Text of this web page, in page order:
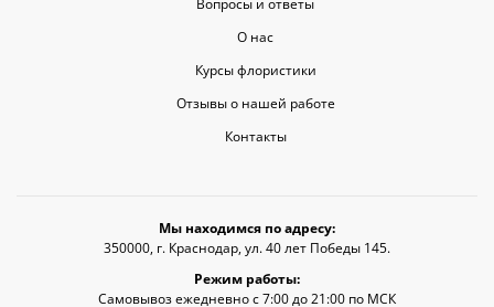
Вопросы и ответы
О нас
Курсы флористики
Отзывы о нашей работе
Контакты
Мы находимся по адресу:
350000, г. Краснодар, ул. 40 лет Победы 145.
Режим работы:
Самовывоз ежедневно с 7:00 до 21:00 по МСК